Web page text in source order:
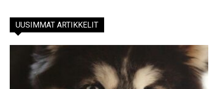
UUSIMMAT ARTIKKELIT